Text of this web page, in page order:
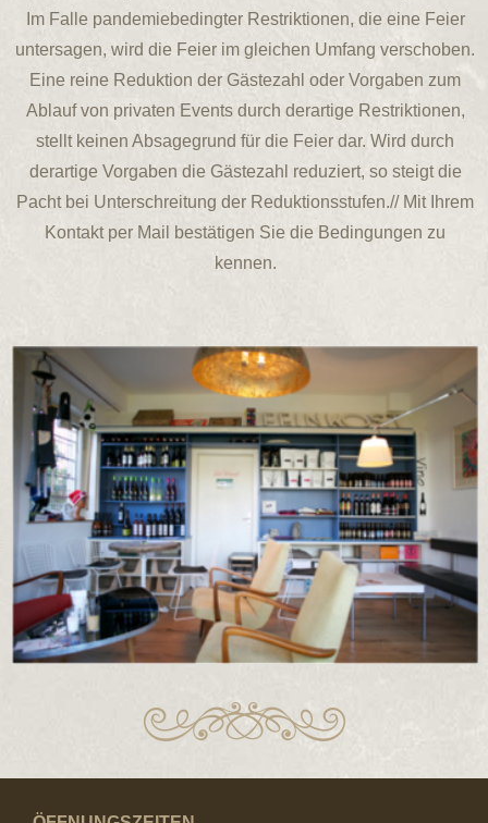
Im Falle pandemiebedingter Restriktionen, die eine Feier
untersagen, wird die Feier im gleichen Umfang verschoben.
Eine reine Reduktion der Gästezahl oder Vorgaben zum
Ablauf von privaten Events durch derartige Restriktionen,
stellt keinen Absagegrund für die Feier dar. Wird durch
derartige Vorgaben die Gästezahl reduziert, so steigt die
Pacht bei Unterschreitung der Reduktionsstufen.// Mit Ihrem
Kontakt per Mail bestätigen Sie die Bedingungen zu
kennen.